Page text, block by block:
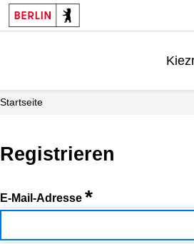
Startseite
Registrieren
E-Mail-Adresse *